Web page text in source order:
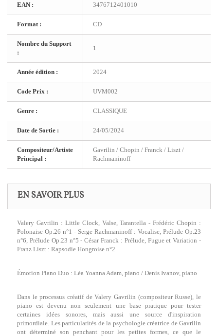
EAN : 3476712401010
Format : CD
Nombre du Support
:
1
Année édition : 2024
Code Prix : UVM002
Genre : CLASSIQUE
Date de Sortie : 24/05/2024
Compositeur/Artiste
Principal :
Gavrilin / Chopin / Franck / Liszt /
Rachmaninoff
EN SAVOIR PLUS
Valery Gavrilin : Little Clock, Valse, Tarantella - Frédéric Chopin :
Polonaise Op.26 n°1 - Serge Rachmaninoff : Vocalise, Prélude Op.23
n°6, Prélude Op.23 n°5 - César Franck : Prélude, Fugue et Variation -
Franz Liszt : Rapsodie Hongroise n°2
Émotion Piano Duo : Léa Yoanna Adam, piano / Denis Ivanov, piano
Dans le processus créatif de Valery Gavrilin (compositeur Russe), le
piano est devenu non seulement une base pratique pour tester
certaines idées sonores, mais aussi une source d'inspiration
primordiale. Les particularités de la psychologie créatrice de Gavrilin
ont déterminé son penchant pour les petites formes, ce que le